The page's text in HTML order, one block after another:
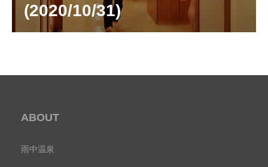
(2020/10/31)
ABOUT
雨中温泉